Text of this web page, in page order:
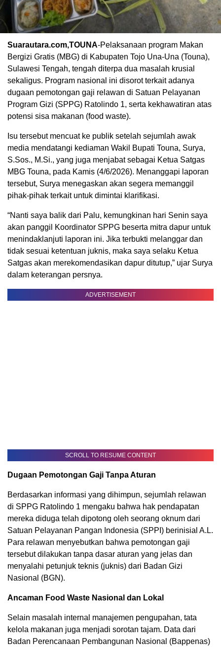
Suarautara.com,TOUNA-Pelaksanaan program Makan
Bergizi Gratis (MBG) di Kabupaten Tojo Una-Una (Touna),
Sulawesi Tengah, tengah diterpa dua masalah krusial
sekaligus. Program nasional ini disorot terkait adanya
dugaan pemotongan gaji relawan di Satuan Pelayanan
Program Gizi (SPPG) Ratolindo 1, serta kekhawatiran atas
potensi sisa makanan (food waste).
Isu tersebut mencuat ke publik setelah sejumlah awak
media mendatangi kediaman Wakil Bupati Touna, Surya,
S.Sos., M.Si., yang juga menjabat sebagai Ketua Satgas
MBG Touna, pada Kamis (4/6/2026). Menanggapi laporan
tersebut, Surya menegaskan akan segera memanggil
pihak-pihak terkait untuk dimintai klarifikasi.
“Nanti saya balik dari Palu, kemungkinan hari Senin saya
akan panggil Koordinator SPPG beserta mitra dapur untuk
menindaklanjuti laporan ini. Jika terbukti melanggar dan
tidak sesuai ketentuan juknis, maka saya selaku Ketua
Satgas akan merekomendasikan dapur ditutup,” ujar Surya
dalam keterangan persnya.
ADVERTISEMENT
SCROLL TO RESUME CONTENT
Dugaan Pemotongan Gaji Tanpa Aturan
Berdasarkan informasi yang dihimpun, sejumlah relawan
di SPPG Ratolindo 1 mengaku bahwa hak pendapatan
mereka diduga telah dipotong oleh seorang oknum dari
Satuan Pelayanan Pangan Indonesia (SPPI) berinisial A.L.
Para relawan menyebutkan bahwa pemotongan gaji
tersebut dilakukan tanpa dasar aturan yang jelas dan
menyalahi petunjuk teknis (juknis) dari Badan Gizi
Nasional (BGN).
Ancaman Food Waste Nasional dan Lokal
Selain masalah internal manajemen pengupahan, tata
kelola makanan juga menjadi sorotan tajam. Data dari
Badan Perencanaan Pembangunan Nasional (Bappenas)